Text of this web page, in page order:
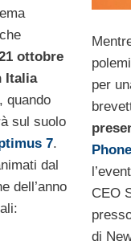
ottobre
Italia
quando
sul suolo
7.
dal
dell’anno
per
CEO
di